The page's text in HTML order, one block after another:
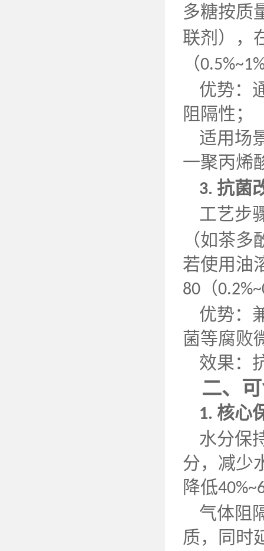
多糖按质
联剂），
（
优势：
阻隔性；
适用场
一聚丙烯
3. 抗菌
工艺步
（如茶
若使用油
80 （
优势：
菌等腐败
效果：
二、
1. 核心
水分保
分，减少
降低
气体阻
质，同时